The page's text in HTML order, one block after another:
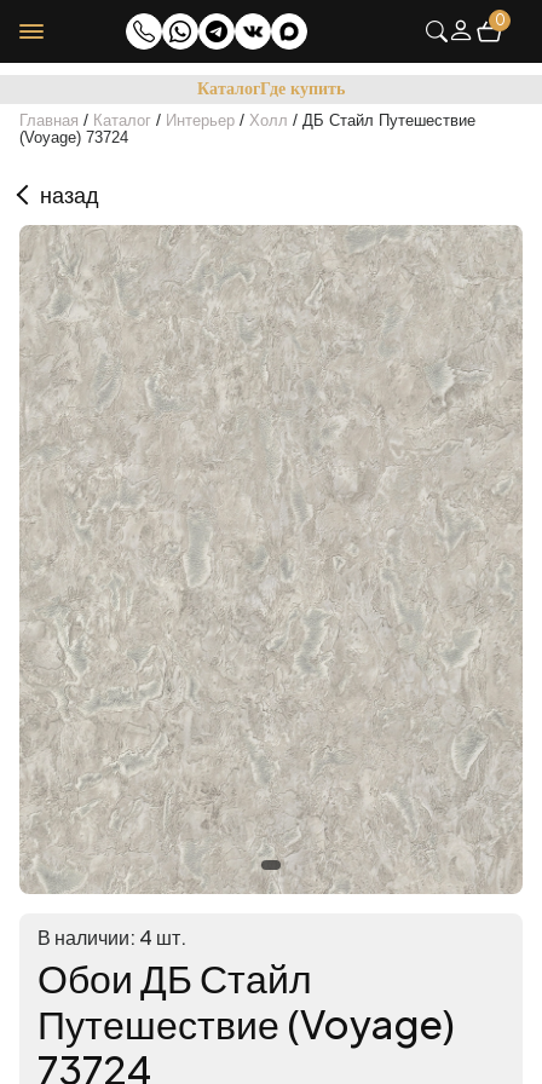
0
КаталогГде купить
Главная / Каталог / Интерьер / Холл / ДБ Стайл Путешествие
(Voyage) 73724
назад
В наличии: 4 шт.
Обои ДБ Стайл
Путешествие (Voyage)
73724